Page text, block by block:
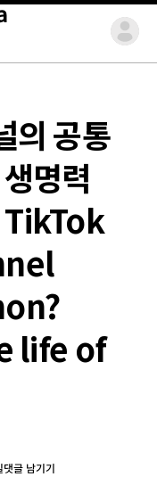
의 공통
명력
life of
댓글 남기기